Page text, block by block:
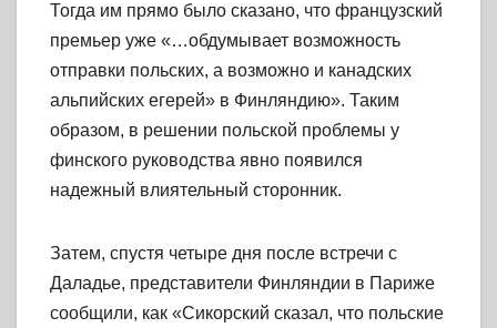
Тогда им прямо было сказано, что французский
премьер уже «…обдумывает возможность
отправки польских, а возможно и канадских
альпийских егерей» в Финляндию». Таким
образом, в решении польской проблемы у
финского руководства явно появился
надежный влиятельный сторонник.
Затем, спустя четыре дня после встречи с
Даладье, представители Финляндии в Париже
сообщили, как «Сикорский сказал, что польские